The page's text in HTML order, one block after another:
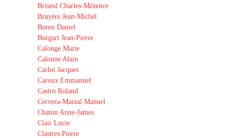
Briseul Charles-Mézence
Bruyère Jean-Michel
Buren Daniel
Burgart Jean-Pierre
Calonge Marie
Calonne Alain
Carlot Jacques
Caroux Emmanuel
Castro Roland
Cervera-Marzal Manuel
Chaton Anne-James
Clair Lucie
Clastres Pierre